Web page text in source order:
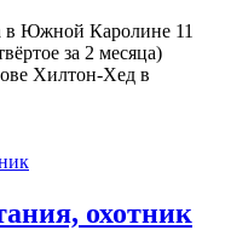
в Южной Каролине 11
за 2 месяца)
Хилтон-Хед в
охотник